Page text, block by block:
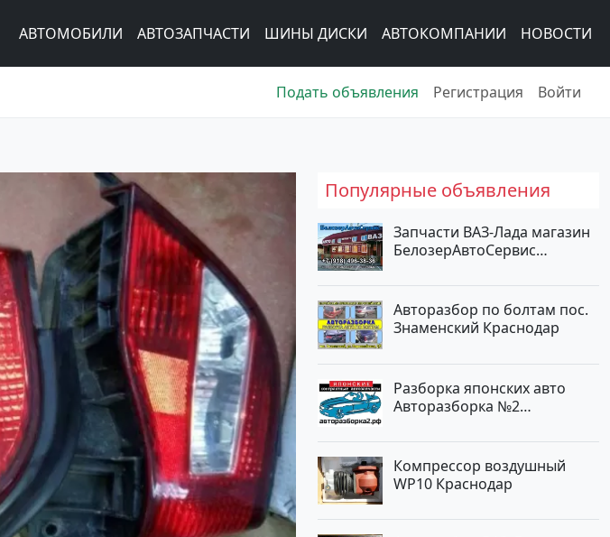
АВТОМОБИЛИ АВТОЗАПЧАСТИ ШИНЫ ДИСКИ АВТОКОМПАНИИ НОВОСТИ
Подать объявления Регистрация Войти
Популярные объявления
Запчасти ВАЗ-Лада магазин
БелозерАвтоСервис
Авторазбор по болтам пос.
Знаменский Краснодар
Разборка японских авто
Авторазборка №2
Компрессор воздушный
WP10 Краснодар